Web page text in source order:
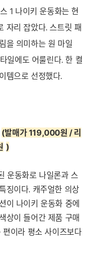
1 나이키 운동화는 현
자리 잡았다. 스트릿 패
을 의미하는 원 마일
일에도 어룰린다.한 켤
템으로 선정했다.
(발매가 119,000원 / 리
)
운동화로 나일론과 스
징이다. 캐주얼한 의상
이 나이키 운동화 중에
상이 들어간 제품 구매
이라 평소 사이즈보다